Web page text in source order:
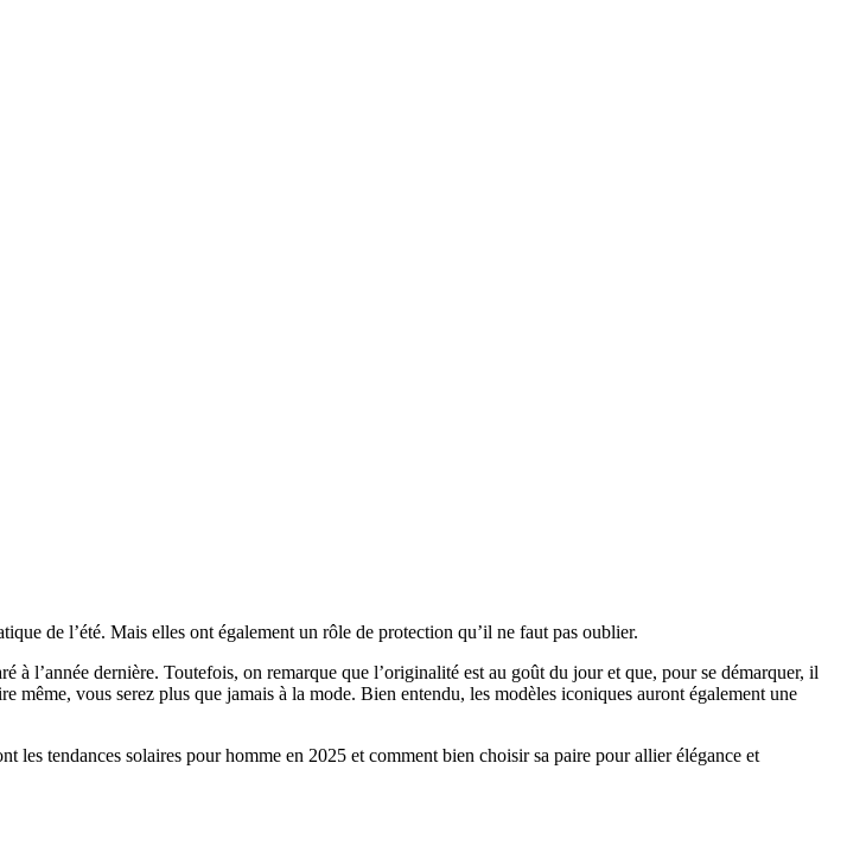
de l’été. Mais elles ont également un rôle de protection qu’il ne faut pas oublier.
à l’année dernière. Toutefois, on remarque que l’originalité est au goût du jour et que, pour se démarquer, il
vous serez plus que jamais à la mode. Bien entendu, les modèles iconiques auront également une
tendances solaires pour homme en 2025 et comment bien choisir sa paire pour allier élégance et